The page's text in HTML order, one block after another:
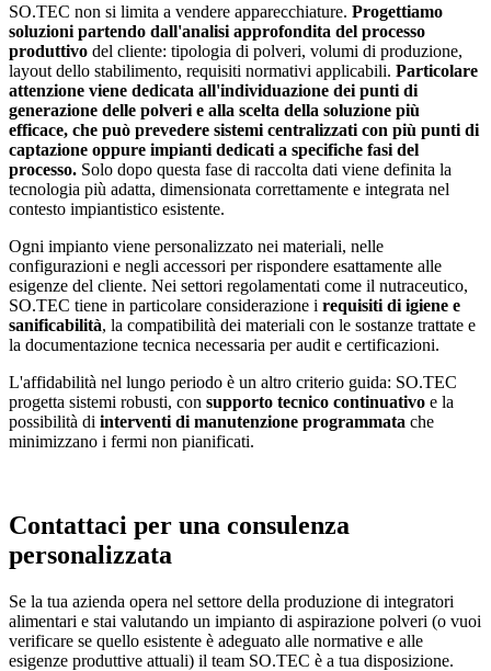
SO.TEC non si limita a vendere apparecchiature. Progettiamo
soluzioni partendo dall'analisi approfondita del processo
produttivo del cliente: tipologia di polveri, volumi di produzione,
layout dello stabilimento, requisiti normativi applicabili. Particolare
attenzione viene dedicata all'individuazione dei punti di
generazione delle polveri e alla scelta della soluzione più
efficace, che può prevedere sistemi centralizzati con più punti di
captazione oppure impianti dedicati a specifiche fasi del
processo. Solo dopo questa fase di raccolta dati viene definita la
tecnologia più adatta, dimensionata correttamente e integrata nel
contesto impiantistico esistente.
Ogni impianto viene personalizzato nei materiali, nelle
configurazioni e negli accessori per rispondere esattamente alle
esigenze del cliente. Nei settori regolamentati come il nutraceutico,
SO.TEC tiene in particolare considerazione i requisiti di igiene e
sanificabilità, la compatibilità dei materiali con le sostanze trattate e
la documentazione tecnica necessaria per audit e certificazioni.
L'affidabilità nel lungo periodo è un altro criterio guida: SO.TEC
progetta sistemi robusti, con supporto tecnico continuativo e la
possibilità di interventi di manutenzione programmata che
minimizzano i fermi non pianificati.
Contattaci per una consulenza
personalizzata
Se la tua azienda opera nel settore della produzione di integratori
alimentari e stai valutando un impianto di aspirazione polveri (o vuoi
verificare se quello esistente è adeguato alle normative e alle
esigenze produttive attuali) il team SO.TEC è a tua disposizione.